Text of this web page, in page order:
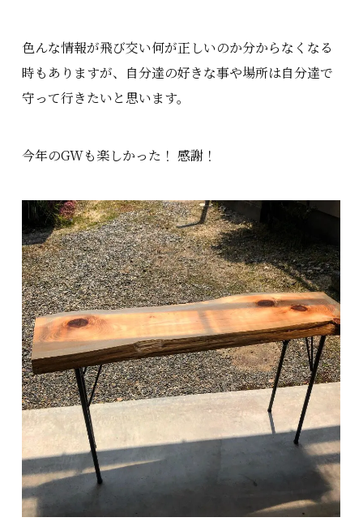
色んな情報が飛び交い何が正しいのか分からなくなる
時もありますが、自分達の好きな事や場所は自分達で
守って行きたいと思います。
今年のGWも楽しかった！ 感謝！